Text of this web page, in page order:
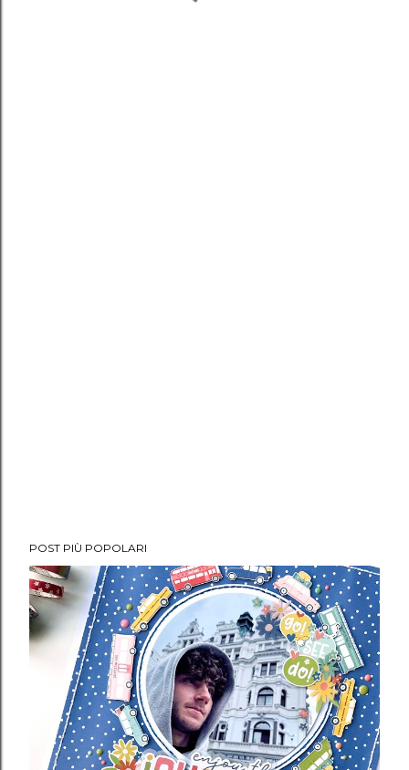
POST PIÙ POPOLARI